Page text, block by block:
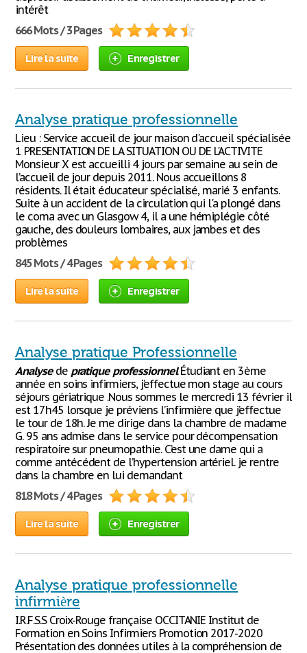
intérêt
666 Mots / 3 Pages
Lire la suite Enregistrer
Analyse pratique professionnelle
Lieu : Service accueil de jour maison d'accueil spécialisée
1 PRESENTATION DE LA SITUATION OU DE L'ACTIVITE
Monsieur X est accueilli 4 jours par semaine au sein de
l’accueil de jour depuis 2011. Nous accueillons 8
résidents. Il était éducateur spécialisé, marié 3 enfants.
Suite à un accident de la circulation qui l'a plongé dans
le coma avec un Glasgow 4, il a une hémiplégie côté
gauche, des douleurs lombaires, aux jambes et des
problèmes
845 Mots / 4 Pages
Lire la suite Enregistrer
Analyse pratique Professionnelle
Analysede pratique professionnelÉtudiant en 3ème
année en soins infirmiers, j’effectue mon stage au cours
séjours gériatrique .Nous sommes le mercredi 13 février il
est 17h45 lorsque je préviens l’infirmière que j’effectue
le tour de 18h. Je me dirige dans la chambre de madame
G. 95 ans admise dans le service pour décompensation
respiratoire sur pneumopathie. C’est une dame qui a
comme antécédent de l’hypertension artériel. je rentre
dans la chambre en lui demandant
818 Mots / 4 Pages
Lire la suite Enregistrer
Analyse pratique professionnelle
infirmière
I.R.F.S.S Croix-Rouge française OCCITANIE Institut de
Formation en Soins Infirmiers Promotion 2017-2020
Présentation des données utiles à la compréhension de